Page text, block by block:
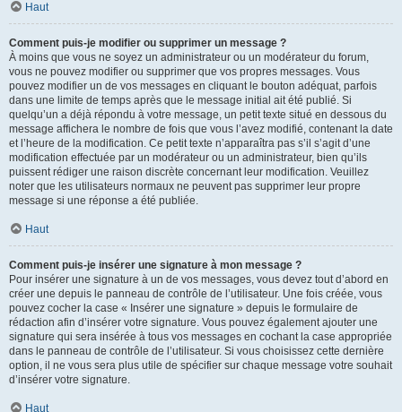
Haut
Comment puis-je modifier ou supprimer un message ?
À moins que vous ne soyez un administrateur ou un modérateur du forum,
vous ne pouvez modifier ou supprimer que vos propres messages. Vous
pouvez modifier un de vos messages en cliquant le bouton adéquat, parfois
dans une limite de temps après que le message initial ait été publié. Si
quelqu’un a déjà répondu à votre message, un petit texte situé en dessous du
message affichera le nombre de fois que vous l’avez modifié, contenant la date
et l’heure de la modification. Ce petit texte n’apparaîtra pas s’il s’agit d’une
modification effectuée par un modérateur ou un administrateur, bien qu’ils
puissent rédiger une raison discrète concernant leur modification. Veuillez
noter que les utilisateurs normaux ne peuvent pas supprimer leur propre
message si une réponse a été publiée.
Haut
Comment puis-je insérer une signature à mon message ?
Pour insérer une signature à un de vos messages, vous devez tout d’abord en
créer une depuis le panneau de contrôle de l’utilisateur. Une fois créée, vous
pouvez cocher la case « Insérer une signature » depuis le formulaire de
rédaction afin d’insérer votre signature. Vous pouvez également ajouter une
signature qui sera insérée à tous vos messages en cochant la case appropriée
dans le panneau de contrôle de l’utilisateur. Si vous choisissez cette dernière
option, il ne vous sera plus utile de spécifier sur chaque message votre souhait
d’insérer votre signature.
Haut